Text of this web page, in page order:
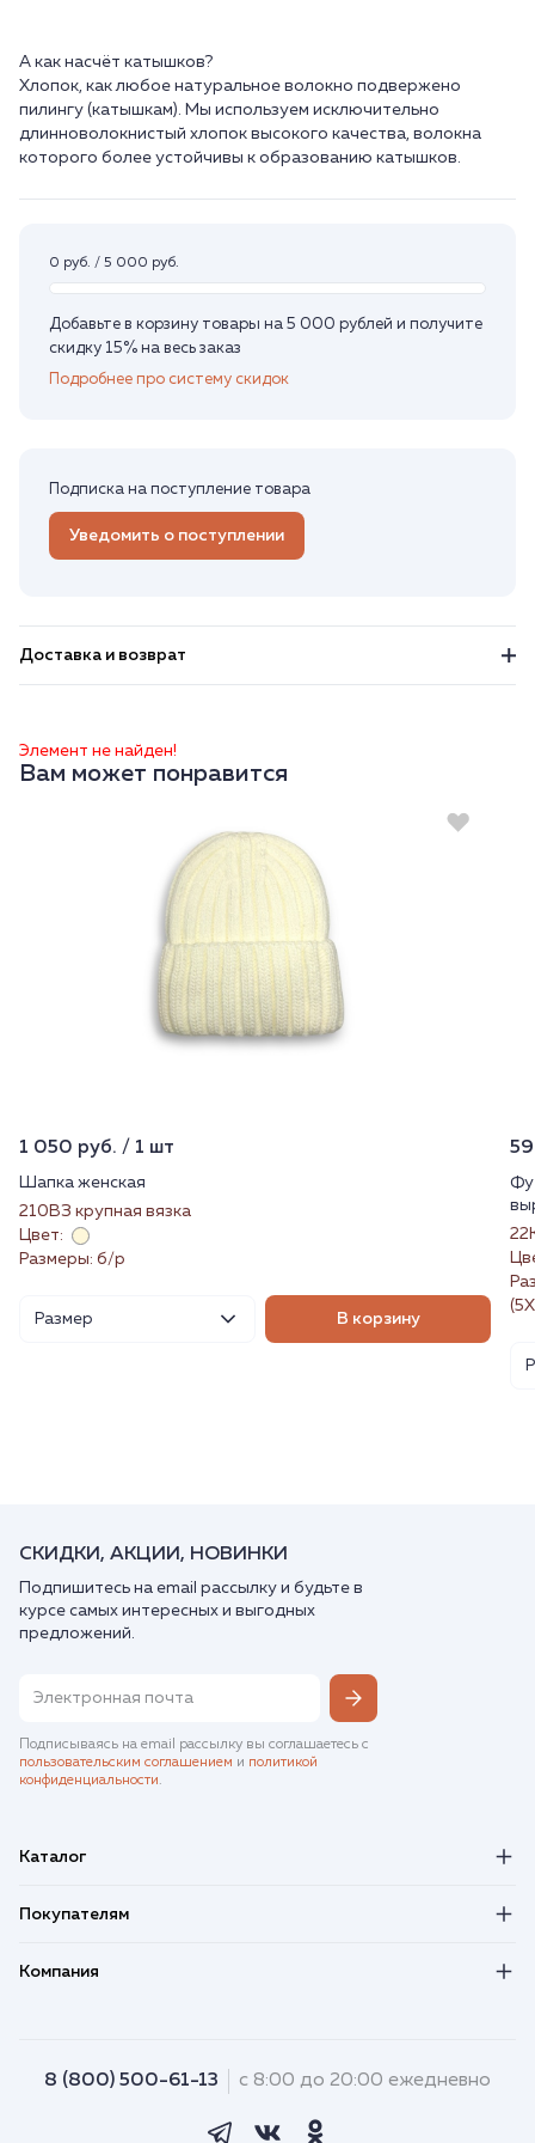
А как насчёт катышков?
Хлопок, как любое натуральное волокно подвержено
пилингу (катышкам). Мы используем исключительно
длинноволокнистый хлопок высокого качества, волокна
0 руб. / 5 000 руб.
Добавьте в корзину товары на 5 000 рублей и получите
скидку 15% на весь заказ
Подробнее про систему скидок
Подписка на поступление товара
Уведомить о поступлении
Доставка и возврат
Элемент не найден!
Вам может понравится
1 050 руб. / 1 шт
Шапка женская
210ВЗ крупная вязка
Цвет:
Размеры: б/р
Размер В корзину
СКИДКИ, АКЦИИ, НОВИНКИ
Подпишитесь на email рассылку и будьте в
курсе самых интересных и выгодных
предложений.
Подписываясь на email рассылку вы соглашаетесь с
пользовательским соглашением и политикой
конфиденциальности.
Каталог
Покупателям
Компания
8 (800) 500-61-13 с 8:00 до 20:00 ежедневно